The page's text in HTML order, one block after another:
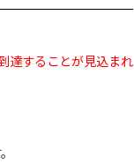
達することが見込まれ